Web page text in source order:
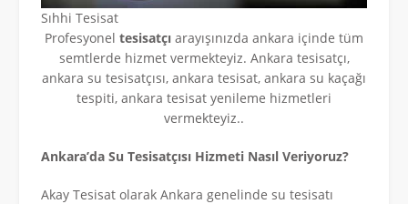
Sıhhi Tesisat
Profesyonel tesisatçı arayışınızda ankara içinde tüm
semtlerde hizmet vermekteyiz. Ankara tesisatçı,
ankara su tesisatçısı, ankara tesisat, ankara su kaçağı
tespiti, ankara tesisat yenileme hizmetleri
vermekteyiz..
Ankara’da Su Tesisatçısı Hizmeti Nasıl Veriyoruz?
Akay Tesisat olarak Ankara genelinde su tesisatı